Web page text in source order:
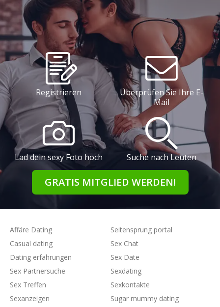
Registrieren
Überprüfen Sie Ihre E-
Mail
Lad dein sexy Foto hoch Suche nach Leuten
GRATIS MITGLIED WERDEN!
Affäre Dating
Casual dating
Dating erfahrungen
Seitensprung portal
Sex Chat
Sex Date
Sex Partnersuche
Sex Treffen
Sexanzeigen
Sexdating
Sexkontakte
Sugar mummy dating